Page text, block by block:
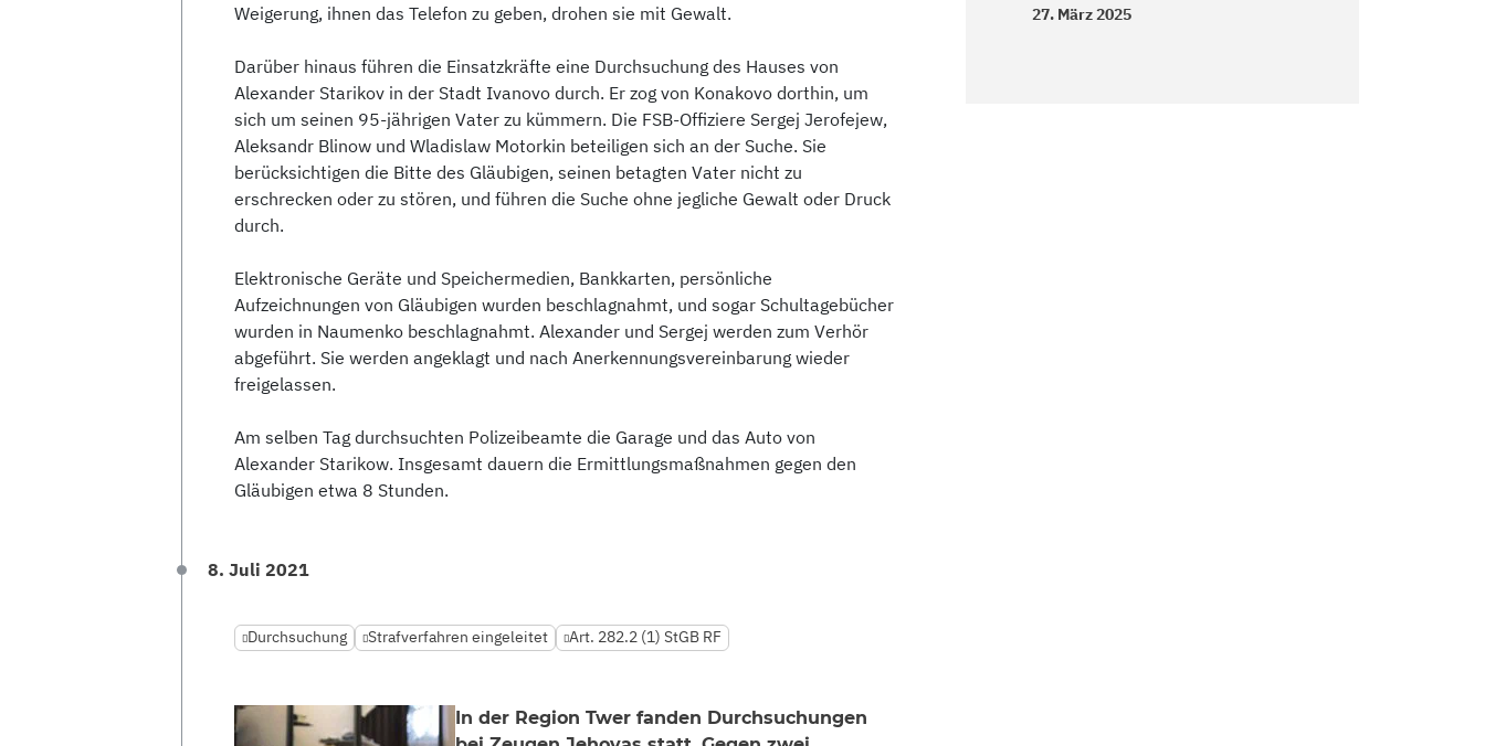
Weigerung, ihnen das Telefon zu geben, drohen sie mit Gewalt.
Darüber hinaus führen die Einsatzkräfte eine Durchsuchung des Hauses von
Alexander Starikov in der Stadt Ivanovo durch. Er zog von Konakovo dorthin, um
sich um seinen 95-jährigen Vater zu kümmern. Die FSB-Offiziere Sergej Jerofejew,
Aleksandr Blinow und Wladislaw Motorkin beteiligen sich an der Suche. Sie
berücksichtigen die Bitte des Gläubigen, seinen betagten Vater nicht zu
erschrecken oder zu stören, und führen die Suche ohne jegliche Gewalt oder Druck
durch.
Elektronische Geräte und Speichermedien, Bankkarten, persönliche
Aufzeichnungen von Gläubigen wurden beschlagnahmt, und sogar Schultagebücher
wurden in Naumenko beschlagnahmt. Alexander und Sergej werden zum Verhör
abgeführt. Sie werden angeklagt und nach Anerkennungsvereinbarung wieder
freigelassen.
Am selben Tag durchsuchten Polizeibeamte die Garage und das Auto von
Alexander Starikow. Insgesamt dauern die Ermittlungsmaßnahmen gegen den
Gläubigen etwa 8 Stunden.
8. Juli 2021
Durchsuchung Strafverfahren eingeleitet Art. 282.2 (1) StGB RF
In der Region Twer fanden Durchsuchungen
27. März 2025